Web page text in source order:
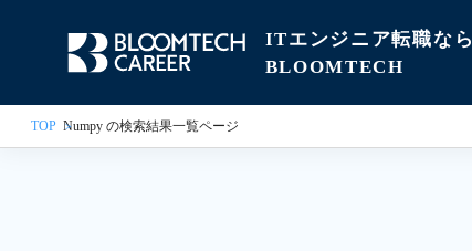
ITエンジニア転職なら
BLOOMTECH
TOP Numpy の検索結果一覧ページ